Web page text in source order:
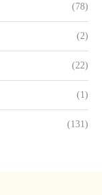
(78)
(2)
(22)
(1)
(131)